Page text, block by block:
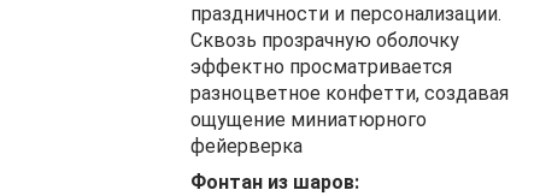
праздничности и персонализации.
Сквозь прозрачную оболочку
эффектно просматривается
разноцветное конфетти, создавая
ощущение миниатюрного
фейерверка
Фонтан из шаров: